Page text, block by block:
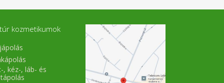
kozmetikumok
, kéz-, láb- és